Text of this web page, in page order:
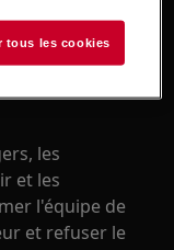
le bon
les
et les
l'équipe de
et refuser le
tous les cookies